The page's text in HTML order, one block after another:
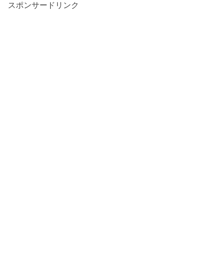
スポンサードリンク